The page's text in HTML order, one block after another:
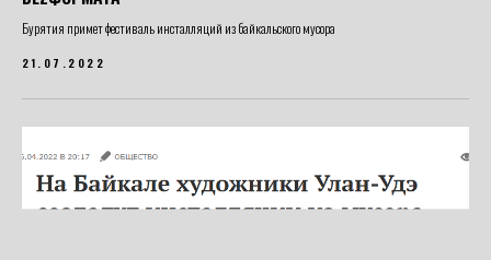
Бурятия примет фестиваль инсталляций из байкальского мусора
21.07.2022